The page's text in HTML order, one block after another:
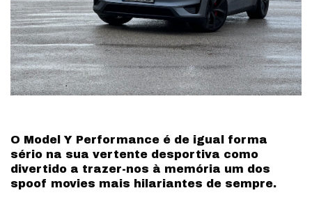
O Model Y Performance é de igual forma
sério na sua vertente desportiva como
divertido a trazer-nos à memória um dos
spoof movies mais hilariantes de sempre.